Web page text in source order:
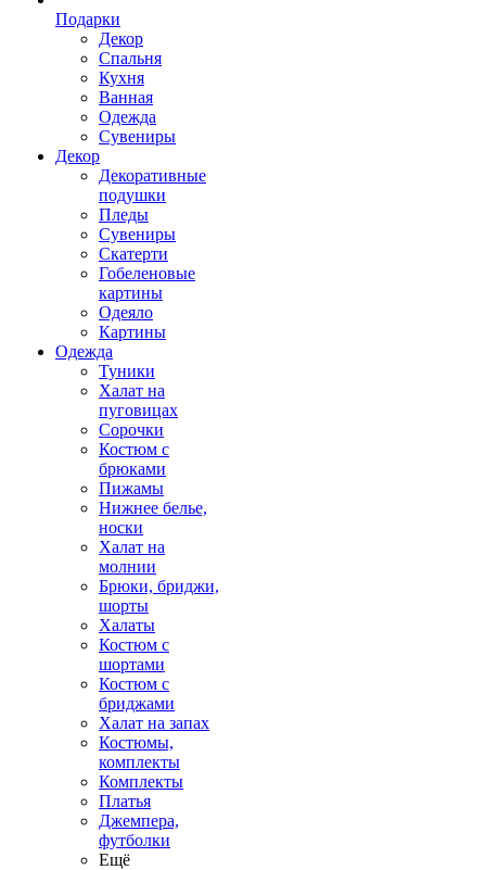
Подарки
Декор
Спальня
Кухня
Ванная
Одежда
Сувениры
Декор
Декоративные
подушки
Пледы
Сувениры
Скатерти
Гобеленовые
картины
Одеяло
Картины
Одежда
Туники
Халат на
пуговицах
Сорочки
Костюм с
брюками
Пижамы
Нижнее белье,
носки
Халат на
молнии
Брюки, бриджи,
шорты
Халаты
Костюм с
шортами
Костюм с
бриджами
Халат на запах
Костюмы,
комплекты
Комплекты
Платья
Джемпера,
футболки
Ещё